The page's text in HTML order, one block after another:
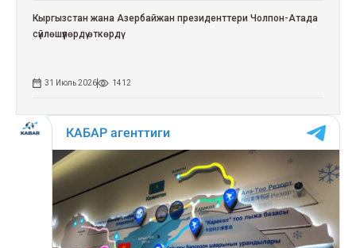
Кыргызстан жана Азербайжан президенттери Чолпон-Атада
сүйлөшүүлөрдү өткөрдү
31 Июль 2026 1412